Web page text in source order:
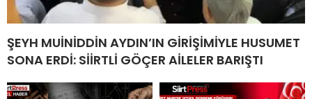
ŞEYH MUİNİDDİN AYDIN’IN GİRİŞİMİYLE HUSUMET
SONA ERDİ: SİİRTLİ GÖÇER AİLELER BARIŞTI